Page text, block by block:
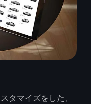
タマイズをした、